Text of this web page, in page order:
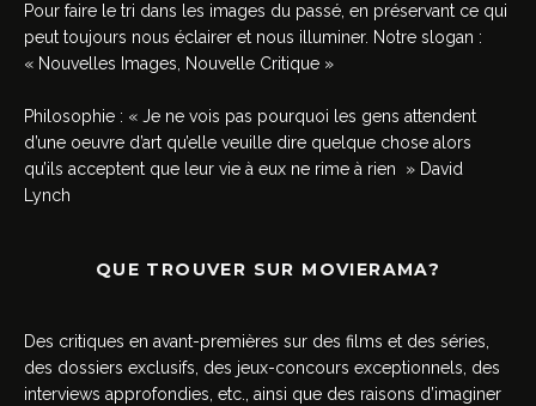
Pour faire le tri dans les images du passé, en préservant ce qui
peut toujours nous éclairer et nous illuminer. Notre slogan :
« Nouvelles Images, Nouvelle Critique »
Philosophie : « Je ne vois pas pourquoi les gens attendent
d’une oeuvre d’art qu’elle veuille dire quelque chose alors
qu’ils acceptent que leur vie à eux ne rime à rien » David
Lynch
QUE TROUVER SUR MOVIERAMA?
Des critiques en avant-premières sur des films et des séries,
des dossiers exclusifs, des jeux-concours exceptionnels, des
interviews approfondies, etc., ainsi que des raisons d’imaginer